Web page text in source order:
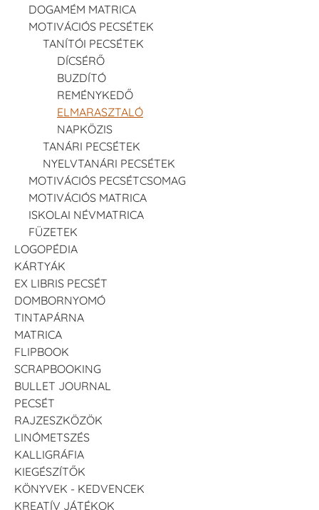
DOGAMÉM MATRICA
MOTIVÁCIÓS PECSÉTEK
TANÍTÓI PECSÉTEK
DÍCSÉRŐ
BUZDÍTÓ
REMÉNYKEDŐ
ELMARASZTALÓ
NAPKÖZIS
TANÁRI PECSÉTEK
NYELVTANÁRI PECSÉTEK
MOTIVÁCIÓS PECSÉTCSOMAG
MOTIVÁCIÓS MATRICA
ISKOLAI NÉVMATRICA
FÜZETEK
LOGOPÉDIA
KÁRTYÁK
EX LIBRIS PECSÉT
DOMBORNYOMÓ
TINTAPÁRNA
MATRICA
FLIPBOOK
SCRAPBOOKING
BULLET JOURNAL
PECSÉT
RAJZESZKÖZÖK
LINÓMETSZÉS
KALLIGRÁFIA
KIEGÉSZÍTŐK
KÖNYVEK - KEDVENCEK
KREATÍV JÁTÉKOK